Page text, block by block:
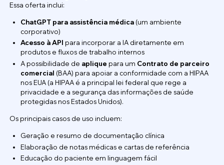
Essa oferta inclui:
ChatGPT para assistência médica (um ambiente
corporativo)
Acesso à API para incorporar a IA diretamente em
produtos e fluxos de trabalho internos
A possibilidade de aplique para um Contrato de parceiro
comercial (BAA) para apoiar a conformidade com a HIPAA
nos EUA (a HIPAA é a principal lei federal que rege a
privacidade e a segurança das informações de saúde
protegidas nos Estados Unidos).
Os principais casos de uso incluem:
Geração e resumo de documentação clínica
Elaboração de notas médicas e cartas de referência
Educação do paciente em linguagem fácil